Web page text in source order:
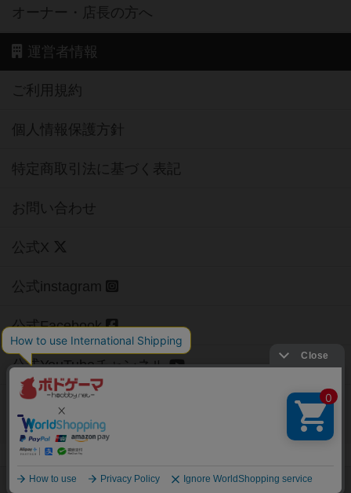
オーナー・店長の方へ
運営者情報
ご利用規約
個人情報保護方針
特定商取引法に基づく表記
お問い合わせ
公式X
公式instagram
公式Facebook
公式YouTubeチャンネル